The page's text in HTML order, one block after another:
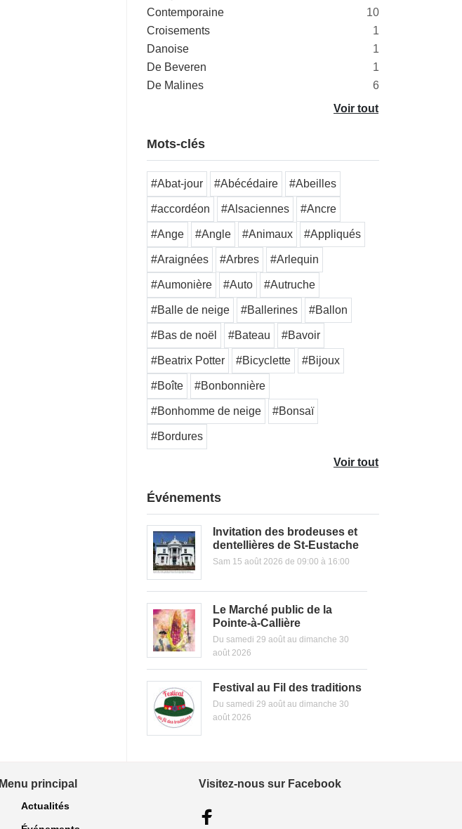
Contemporaine
10
Croisements
1
Danoise
1
De Beveren
1
De Malines
6
Voir tout
Mots-clés
#Abat-jour #Abécédaire #Abeilles
#accordéon #Alsaciennes #Ancre
#Ange #Angle #Animaux #Appliqués
#Araignées #Arbres #Arlequin
#Aumonière #Auto #Autruche
#Balle de neige #Ballerines #Ballon
#Bas de noël #Bateau #Bavoir
#Beatrix Potter #Bicyclette #Bijoux
#Boîte #Bonbonnière
#Bonhomme de neige #Bonsaï
#Bordures
Voir tout
Événements
Invitation des brodeuses et
dentellières de St-Eustache
Sam 15 août 2026 de 09:00 à 16:00
Le Marché public de la
Pointe-à-Callière
Du samedi 29 août au dimanche 30
août 2026
Festival au Fil des traditions
Du samedi 29 août au dimanche 30
août 2026
Menu principal
Actualités
Visitez-nous sur Facebook